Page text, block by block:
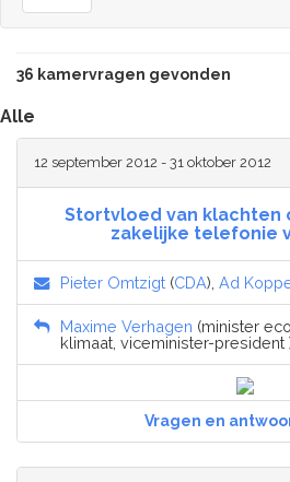
36 kamervragen gevonden
Alle
12 september 2012 - 31 oktober 2012
Stortvloed van klachten
zakelijke telefonie
Pieter Omtzigt (CDA), Ad
Maxime Verhagen (minister
klimaat, viceminister-president
Vragen en